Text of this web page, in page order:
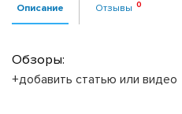
Описание Отзывы
Обзоры:
+добавить статью или видео